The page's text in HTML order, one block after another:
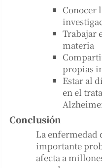
Conocer
Trabajar
materia
propias
Estar al
en el
Conclusión
La enfermedad
importante
afecta a